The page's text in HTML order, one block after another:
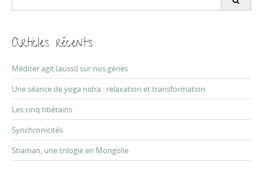
i
o
n
c
f
o
r
:
Articles récents
Méditer agit (aussi) sur nos gènes
Une séance de yoga nidra : relaxation et transformation
Les cinq tibétains
Synchronicités
Shaman, une trilogie en Mongolie